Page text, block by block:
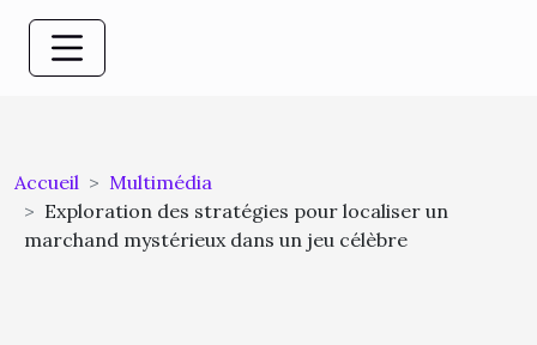
Accueil
Multimédia
Exploration des stratégies pour localiser un
marchand mystérieux dans un jeu célèbre